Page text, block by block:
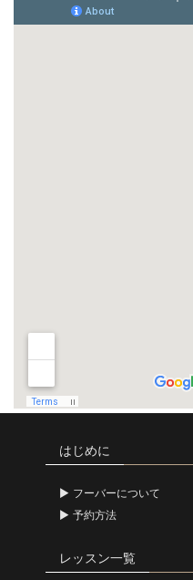
はじめに
フーバーについて
予約方法
レッスン一覧